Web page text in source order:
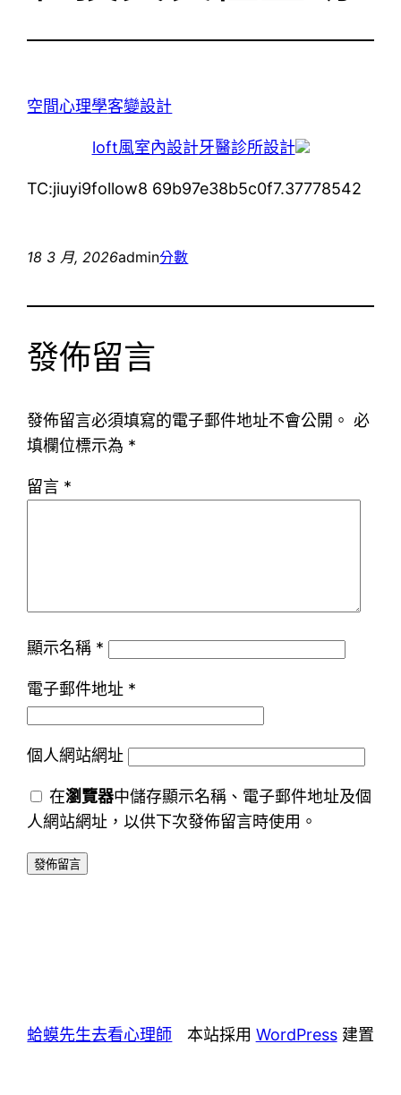
空間心理學客變設計
loft風室內設計牙醫診所設計
TC:jiuyi9follow8 69b97e38b5c0f7.37778542
18 3 月, 2026admin分數
發佈留言
發佈留言必須填寫的電子郵件地址不會公開。 必
填欄位標示為 *
留言 *
顯示名稱 *
電子郵件地址 *
個人網站網址
在瀏覽器中儲存顯示名稱、電子郵件地址及個
人網站網址，以供下次發佈留言時使用。
蛤蟆先生去看心理師 本站採用 WordPress建置